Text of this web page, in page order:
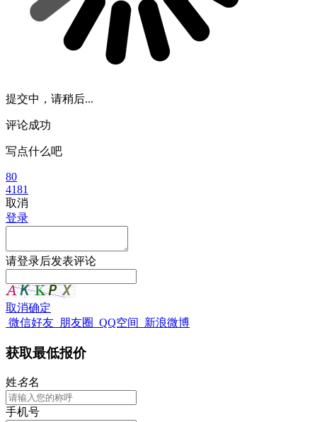
提交中，请稍后...
评论成功
写点什么吧
80
4181
取消
登录
请登录后发表评论
取消确定
微信好友 朋友圈 QQ空间 新浪微博
获取最低报价
姓名名
手机号